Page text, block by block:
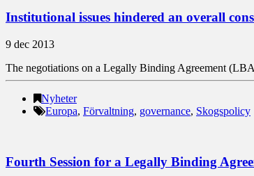
Institutional issues hindered an overall
9 dec 2013
The negotiations on a Legally Binding Agreement
Nyheter
Europa, Förvaltning, governance, Skogspolicy
Fourth Session for a Legally Binding